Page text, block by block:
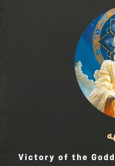
Victory of the